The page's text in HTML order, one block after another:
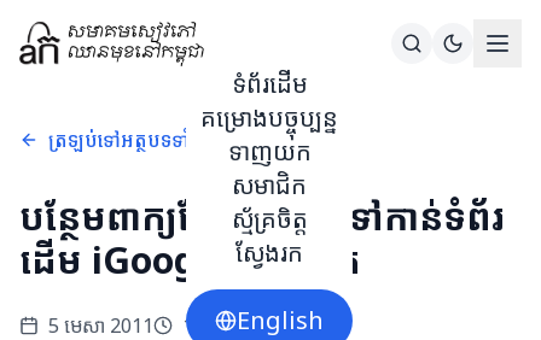
ទំព័រដើម
គម្រោងបច្ចុប្បន្ន
ទាញយក
សមាជិក
ស្ម័គ្រចិត្ត
ស្វែងរក
English
ត្រឡប់ទៅអត្ថបទទាំងអស់
បន្ថែមពាក្យខ្មែរប្រចាំថ្ងៃទៅកាន់ទំព័រ
ដើម iGoogle របស់អ្នក
5 មេសា 2011 1 នាទីអាន